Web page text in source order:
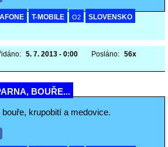
T-MOBILE O2 SLOVENSKO
5. 7. 2013 - 0:00 Posláno: 56x
BOUŘE...
krupobití a medovice.